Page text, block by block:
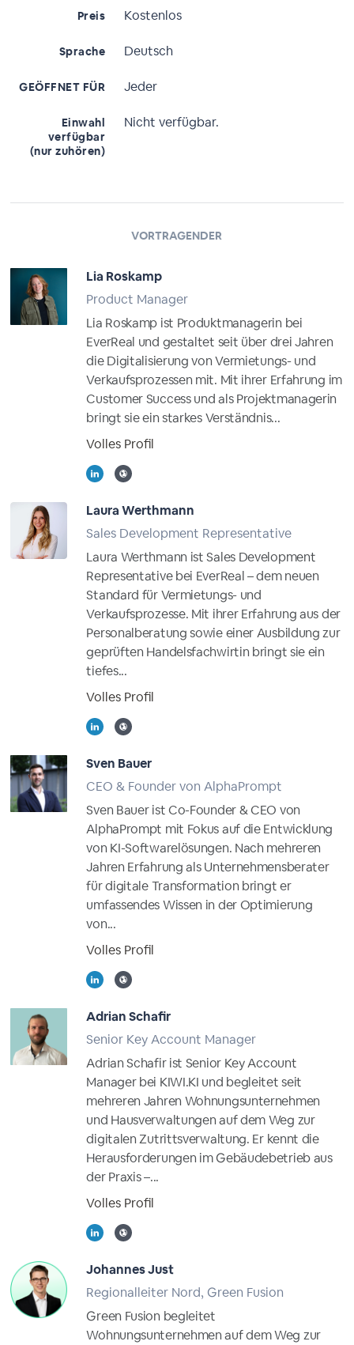
Preis Kostenlos
Sprache Deutsch
GEÖFFNET FÜR Jeder
Einwahl
verfügbar
(nur zuhören)
Nicht verfügbar.
VORTRAGENDER
Lia Roskamp
Product Manager
Lia Roskamp ist Produktmanagerin bei
EverReal und gestaltet seit über drei Jahren
die Digitalisierung von Vermietungs- und
Verkaufsprozessen mit. Mit ihrer Erfahrung im
Customer Success und als Projektmanagerin
bringt sie ein starkes Verständnis...
Volles Profil
Laura Werthmann
Sales Development Representative
Laura Werthmann ist Sales Development
Representative bei EverReal – dem neuen
Standard für Vermietungs- und
Verkaufsprozesse. Mit ihrer Erfahrung aus der
Personalberatung sowie einer Ausbildung zur
geprüften Handelsfachwirtin bringt sie ein
tiefes...
Volles Profil
Sven Bauer
CEO & Founder von AlphaPrompt
Sven Bauer ist Co-Founder & CEO von
AlphaPrompt mit Fokus auf die Entwicklung
von KI-Softwarelösungen. Nach mehreren
Jahren Erfahrung als Unternehmensberater
für digitale Transformation bringt er
umfassendes Wissen in der Optimierung
von...
Volles Profil
Adrian Schafir
Senior Key Account Manager
Adrian Schafir ist Senior Key Account
Manager bei KIWI.KI und begleitet seit
mehreren Jahren Wohnungsunternehmen
und Hausverwaltungen auf dem Weg zur
digitalen Zutrittsverwaltung. Er kennt die
Herausforderungen im Gebäudebetrieb aus
der Praxis –...
Volles Profil
Johannes Just
Regionalleiter Nord, Green Fusion
Green Fusion begleitet
Wohnungsunternehmen auf dem Weg zur